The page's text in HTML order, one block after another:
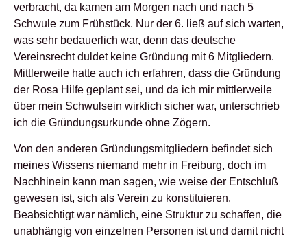
verbracht, da kamen am Morgen nach und nach 5
Schwule zum Frühstück. Nur der 6. ließ auf sich warten,
was sehr bedauerlich war, denn das deutsche
Vereinsrecht duldet keine Gründung mit 6 Mitgliedern.
Mittlerweile hatte auch ich erfahren, dass die Gründung
der Rosa Hilfe geplant sei, und da ich mir mittlerweile
über mein Schwulsein wirklich sicher war, unterschrieb
ich die Gründungsurkunde ohne Zögern.
Von den anderen Gründungsmitgliedern befindet sich
meines Wissens niemand mehr in Freiburg, doch im
Nachhinein kann man sagen, wie weise der Entschluß
gewesen ist, sich als Verein zu konstituieren.
Beabsichtigt war nämlich, eine Struktur zu schaffen, die
unabhängig von einzelnen Personen ist und damit nicht